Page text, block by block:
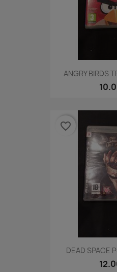
ANGRY BIRDS
DEAD SPACE
favorite_border